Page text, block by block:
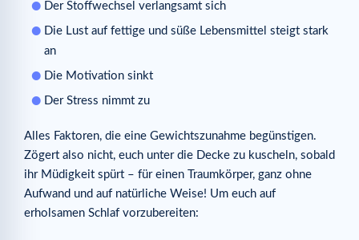
Der Stoffwechsel verlangsamt sich
Die Lust auf fettige und süße Lebensmittel steigt stark
an
Die Motivation sinkt
Der Stress nimmt zu
Alles Faktoren, die eine Gewichtszunahme begünstigen.
Zögert also nicht, euch unter die Decke zu kuscheln, sobald
ihr Müdigkeit spürt – für einen Traumkörper, ganz ohne
Aufwand und auf natürliche Weise! Um euch auf
erholsamen Schlaf vorzubereiten: